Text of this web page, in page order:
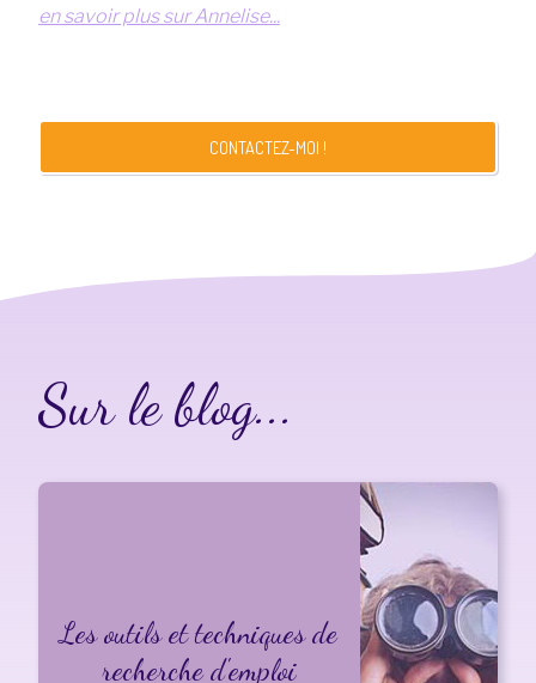
en savoir plus sur Annelise...
CONTACTEZ-MOI !
Sur le blog...
Les outils et techniques de
recherche d'emploi